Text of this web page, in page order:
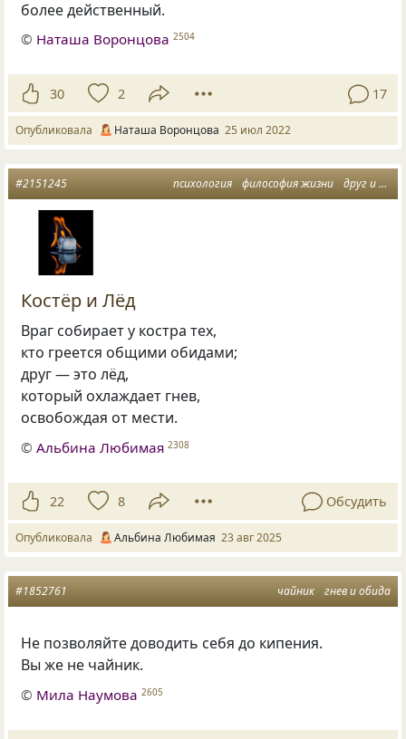
более действенный.
© Наташа Воронцова 2504
30 2 17
Опубликовала Наташа Воронцова 25 июл 2022
психология философия жизни друг и враг
#2151245
Костёр и Лёд
Враг собирает у костра тех,
кто греется общими обидами;
друг — это лёд,
который охлаждает гнев,
освобождая от мести.
©Альбина Любимая 2308
22 8 Обсудить
Опубликовала Альбина Любимая 23 авг 2025
чайник гнев и обида
#1852761
Не позволяйте доводить себя до кипения.
Вы же не чайник.
© Мила Наумова 2605